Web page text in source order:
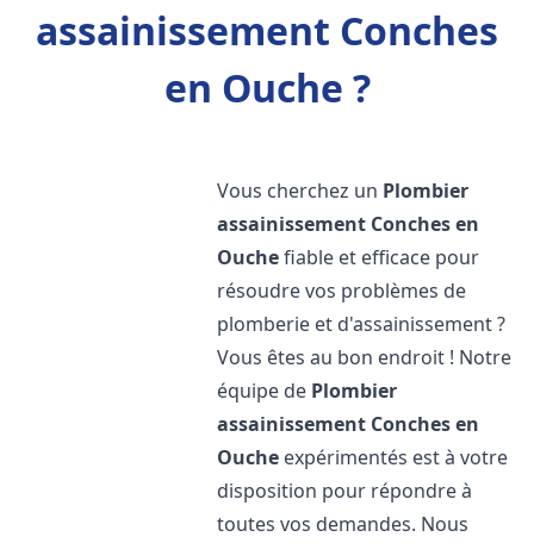
assainissement Conches
en Ouche ?
Vous cherchez un Plombier
assainissement Conches en
Ouchefiable et efficace pour
résoudre vos problèmes de
plomberie et d'assainissement ?
Vous êtes au bon endroit ! Notre
équipe de Plombier
assainissement Conches en
Ouche expérimentés est à votre
disposition pour répondre à
toutes vos demandes. Nous